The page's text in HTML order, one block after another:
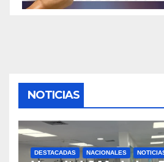
NOTICIAS
DESTACADAS NACIONALES